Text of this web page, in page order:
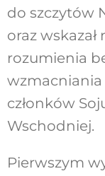
do szczytów
oraz
rozumienia
członków
Wschodniej.
Pierwszym